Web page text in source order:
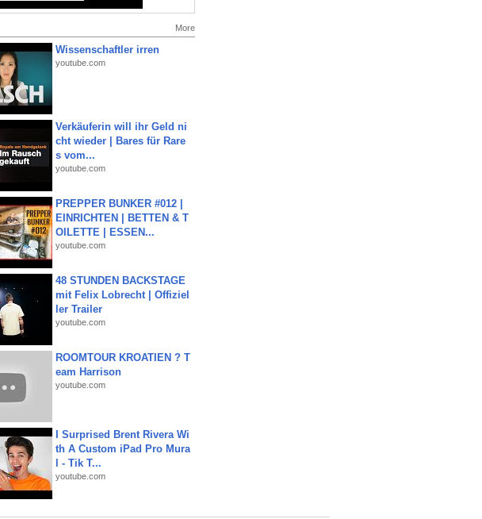
More
Wissenschaftler irren
youtube.com
Verkäuferin will ihr Geld ni
cht wieder | Bares für Rare
s vom...
youtube.com
PREPPER BUNKER #012 |
EINRICHTEN | BETTEN & T
OILETTE | ESSEN...
youtube.com
48 STUNDEN BACKSTAGE
mit Felix Lobrecht | Offiziel
ler Trailer
youtube.com
ROOMTOUR KROATIEN ? T
eam Harrison
youtube.com
I Surprised Brent Rivera Wi
th A Custom iPad Pro Mura
l - Tik T...
youtube.com